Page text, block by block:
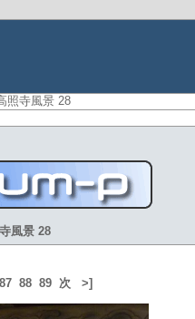
照寺風景 28
風景 28
87 88 89 次 >]